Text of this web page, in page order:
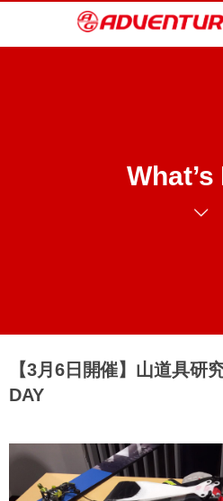
What’s
【3月6日開催】山道具
DAY